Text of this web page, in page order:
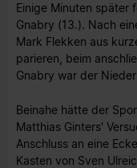
Einige Minuten später
Gnabry (13.). Nach
Mark Flekken aus
parieren, beim
Gnabry war der
Beinahe hätte der
Matthias Ginters'
Anschluss an eine
Kasten von Sven